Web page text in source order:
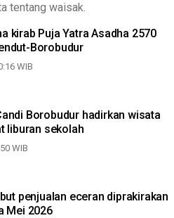
tentang waisak.
kirab Puja Yatra Asadha 2570
Borobudur
WIB
Borobudur hadirkan wisata
liburan sekolah
WIB
penjualan eceran diprakirakan
Mei 2026